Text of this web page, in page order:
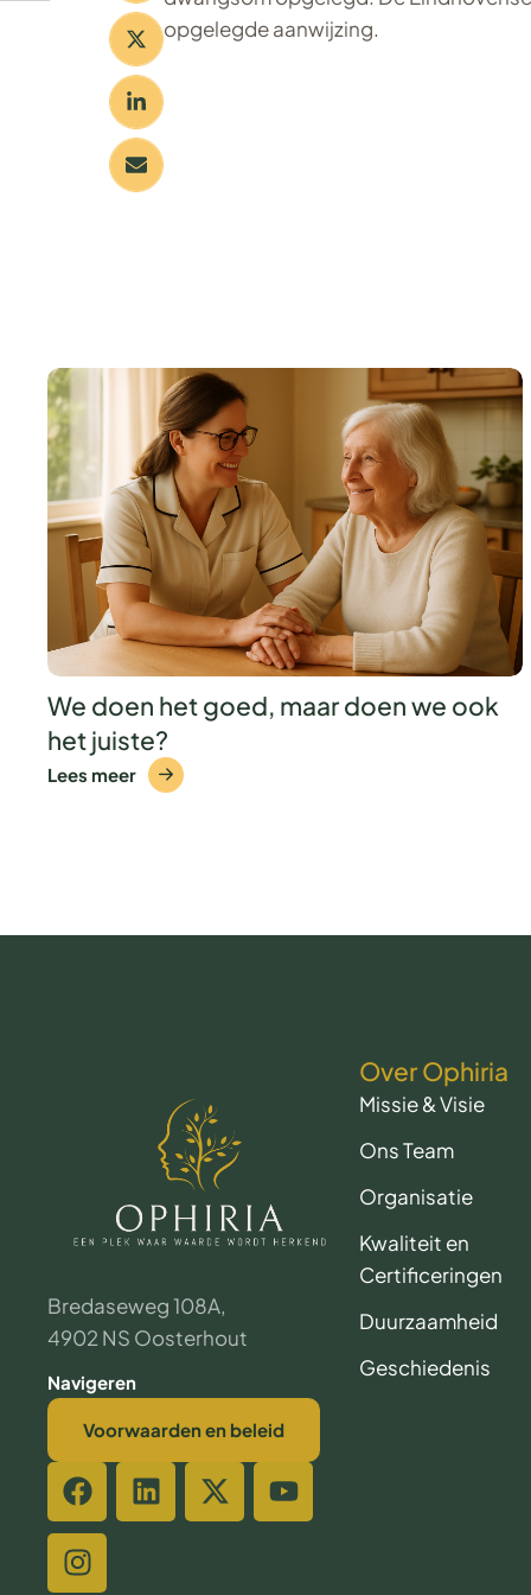
opgelegde aanwijzing.
We doen het goed, maar doen we ook
het juiste?
Lees meer
Bredaseweg 108A,
4902 NS Oosterhout
Navigeren
Voorwaarden en beleid
Over Ophiria
Missie & Visie
Ons Team
Organisatie
Kwaliteit en
Certificeringen
Duurzaamheid
Geschiedenis